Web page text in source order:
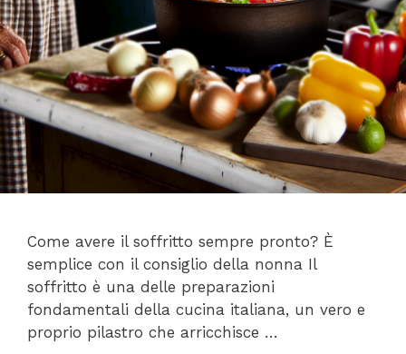
Come avere il soffritto sempre pronto? È
semplice con il consiglio della nonna Il
soffritto è una delle preparazioni
fondamentali della cucina italiana, un vero e
proprio pilastro che arricchisce …